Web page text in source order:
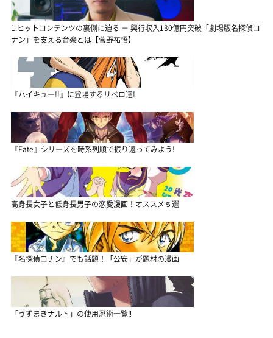
1.ヒットコンテンツの裏側に迫る － 興行収入130億円突破「劇場版名探偵コ
ナン」を支える音楽とは【菅野祐悟】
『ハイキュー!!』に登場するリベロ達!
『Fate』シリーズを時系列順で振り返ってみよう!
高身長女子と低身長男子の恋愛漫画！オススメ５選
『名探偵コナン』でも話題！「公安」が題材の漫画
「うずまきナルト」の使用忍術一覧‼